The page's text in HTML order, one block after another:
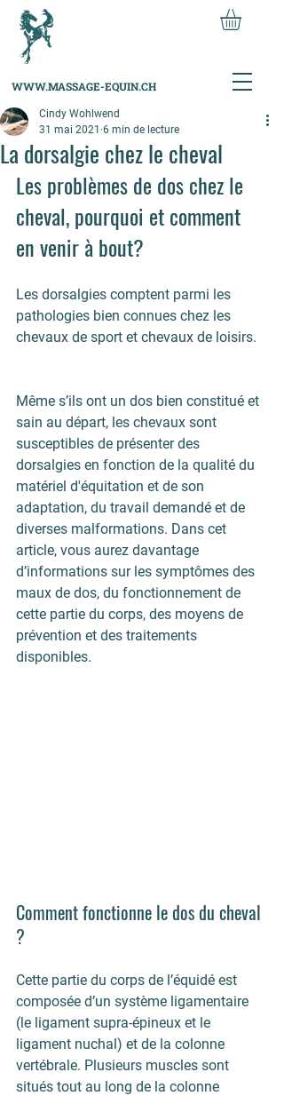
WWW.MASSAGE-EQUIN.CH
La dorsalgie chez le cheval
Cindy Wohlwend
31 mai 2021 6 min de lecture
Les problèmes de dos chez le
cheval, pourquoi et comment
en venir à bout?
Les dorsalgies comptent parmi les
pathologies bien connues chez les
chevaux de sport et chevaux de loisirs.
Même s’ils ont un dos bien constitué et
sain au départ, les chevaux sont
susceptibles de présenter des
dorsalgies en fonction de la qualité du
matériel d'équitation et de son
adaptation, du travail demandé et de
diverses malformations. Dans cet
article, vous aurez davantage
d’informations sur les symptômes des
maux de dos, du fonctionnement de
cette partie du corps, des moyens de
prévention et des traitements
disponibles.
Comment fonctionne le dos du cheval
?
Cette partie du corps de l’équidé est
composée d’un système ligamentaire
(le ligament supra-épineux et le
ligament nuchal) et de la colonne
vertébrale. Plusieurs muscles sont
situés tout au long de la colonne